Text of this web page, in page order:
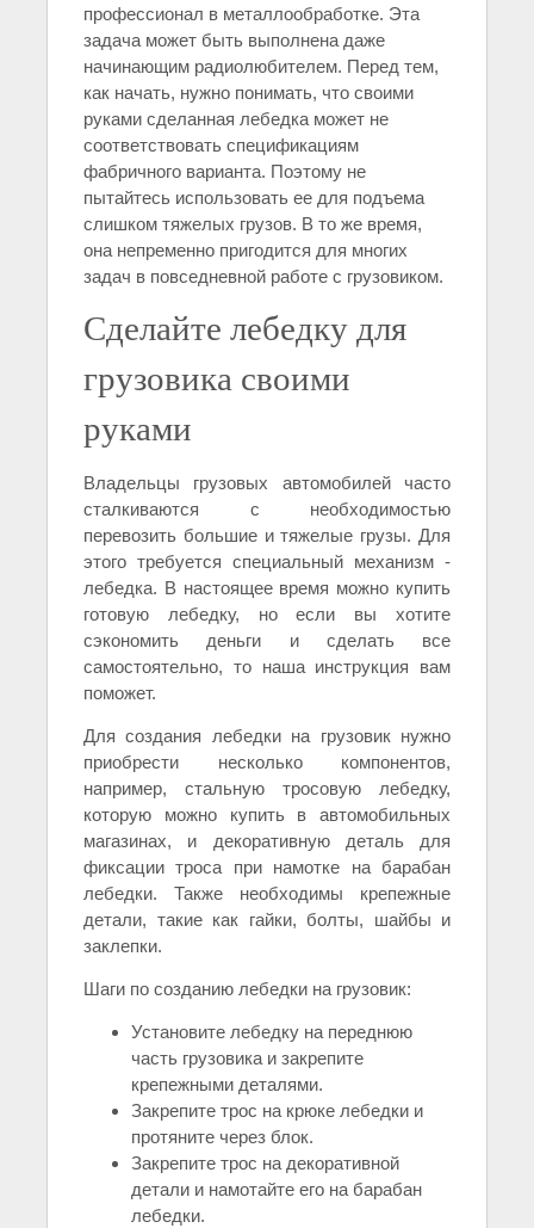
профессионал в металлообработке. Эта
задача может быть выполнена даже
начинающим радиолюбителем. Перед тем,
как начать, нужно понимать, что своими
руками сделанная лебедка может не
соответствовать спецификациям
фабричного варианта. Поэтому не
пытайтесь использовать ее для подъема
слишком тяжелых грузов. В то же время,
она непременно пригодится для многих
задач в повседневной работе с грузовиком.
Сделайте лебедку для
грузовика своими
руками
Владельцы грузовых автомобилей часто
сталкиваются с необходимостью
перевозить большие и тяжелые грузы. Для
этого требуется специальный механизм -
лебедка. В настоящее время можно купить
готовую лебедку, но если вы хотите
сэкономить деньги и сделать все
самостоятельно, то наша инструкция вам
поможет.
Для создания лебедки на грузовик нужно
приобрести несколько компонентов,
например, стальную тросовую лебедку,
которую можно купить в автомобильных
магазинах, и декоративную деталь для
фиксации троса при намотке на барабан
лебедки. Также необходимы крепежные
детали, такие как гайки, болты, шайбы и
заклепки.
Шаги по созданию лебедки на грузовик:
Установите лебедку на переднюю
часть грузовика и закрепите
крепежными деталями.
Закрепите трос на крюке лебедки и
протяните через блок.
Закрепите трос на декоративной
детали и намотайте его на барабан
лебедки.